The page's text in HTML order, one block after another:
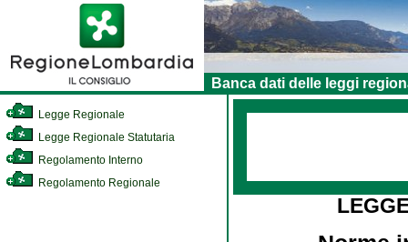
Banca dati delle leggi
Legge Regionale
Legge Regionale Statutaria
Regolamento Interno
Regolamento Regionale